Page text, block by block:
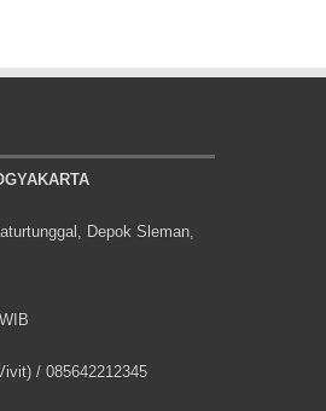
Depok Sleman,
/ 085642212345